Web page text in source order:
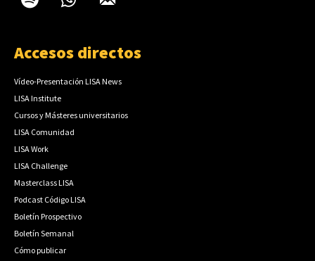
Accesos directos
Vídeo-Presentación LISA News
LISA Institute
Cursos y Másteres universitarios
LISA Comunidad
LISA Work
LISA Challenge
Masterclass LISA
Podcast Código LISA
Boletín Prospectivo
Boletín Semanal
Cómo publicar